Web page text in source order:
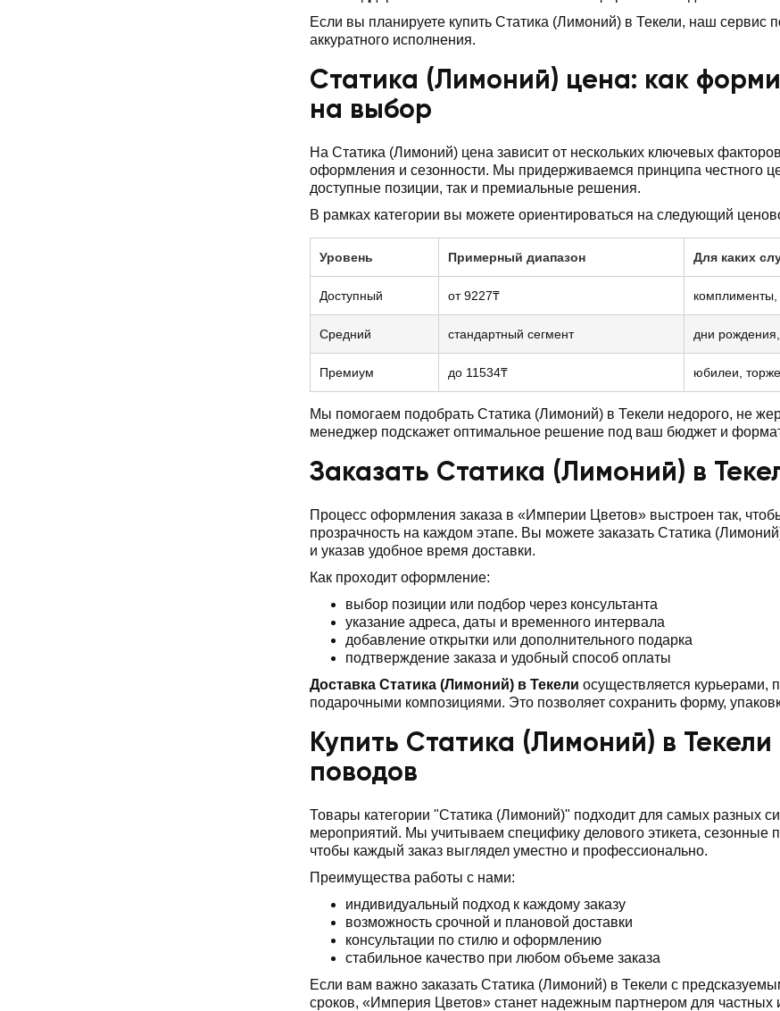
Если вы планируете купить Статика (Лимоний) в Текели, наш сервис
аккуратного исполнения.
Статика (Лимоний) цена: как
на выбор
На Статика (Лимоний) цена зависит от нескольких ключевых
оформления и сезонности. Мы придерживаемся принципа честного
доступные позиции, так и премиальные решения.
В рамках категории вы можете ориентироваться на следующий
Уровень Примерный диапазон Для каких
Доступный от 9227₸
Средний стандартный сегмент дни
Премиум до 11534₸ юбилеи,
Мы помогаем подобрать Статика (Лимоний) в Текели недорого, не
менеджер подскажет оптимальное решение под ваш бюджет и
Заказать Статика (Лимоний) в
Процесс оформления заказа в «Империи Цветов» выстроен так,
прозрачность на каждом этапе. Вы можете заказать Статика
и указав удобное время доставки.
Как проходит оформление:
выбор позиции или подбор через консультанта
указание адреса, даты и временного интервала
добавление открытки или дополнительного подарка
подтверждение заказа и удобный способ оплаты
Доставка Статика (Лимоний) в Текели осуществляется курьерами,
подарочными композициями. Это позволяет сохранить форму,
Купить Статика (Лимоний) в
поводов
Товары категории "Статика (Лимоний)" подходит для самых разных
мероприятий. Мы учитываем специфику делового этикета,
чтобы каждый заказ выглядел уместно и профессионально.
Преимущества работы с нами:
индивидуальный подход к каждому заказу
возможность срочной и плановой доставки
консультации по стилю и оформлению
стабильное качество при любом объеме заказа
Если вам важно заказать Статика (Лимоний) в Текели с
сроков, «Империя Цветов» станет надежным партнером для частных